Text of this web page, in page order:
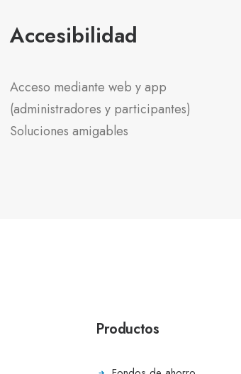
Accesibilidad
Acceso mediante web y app
(administradores y participantes)
Soluciones amigables
Productos